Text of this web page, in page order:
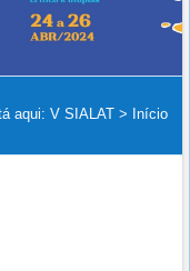
aqui: V SIALAT > Início